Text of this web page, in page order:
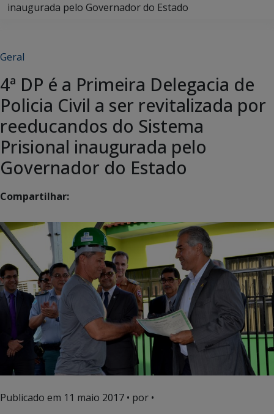
inaugurada pelo Governador do Estado
Geral
4ª DP é a Primeira Delegacia de
Policia Civil a ser revitalizada por
reeducandos do Sistema
Prisional inaugurada pelo
Governador do Estado
Compartilhar:
Publicado em 11 maio 2017 • por •